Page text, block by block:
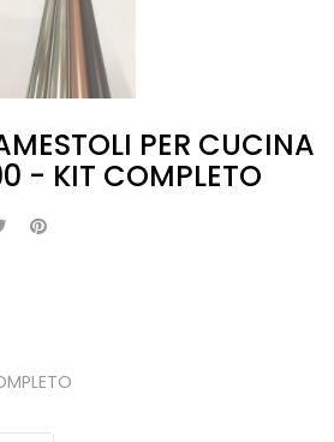
PER CUCINA
- KIT COMPLETO